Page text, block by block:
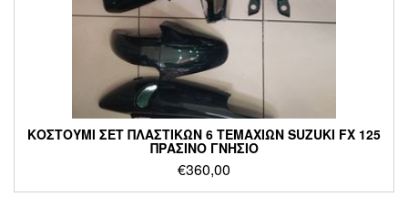
ΚΟΣΤΟΥΜΙ ΣΕΤ ΠΛΑΣΤΙΚΩΝ 6 ΤΕΜΑΧΙΩΝ SUZUKI FX 125
ΠΡΑΣΙΝΟ ΓΝΗΣΙΟ
€360,00